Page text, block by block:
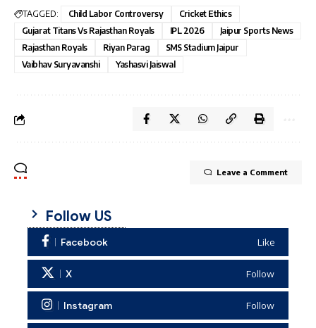
TAGGED: Child Labor Controversy
Cricket Ethics
Gujarat Titans Vs Rajasthan Royals
IPL 2026
Jaipur Sports News
Rajasthan Royals
Riyan Parag
SMS Stadium Jaipur
Vaibhav Suryavanshi
Yashasvi Jaiswal
Leave a Comment
Follow US
Facebook Like
X Follow
Instagram Follow